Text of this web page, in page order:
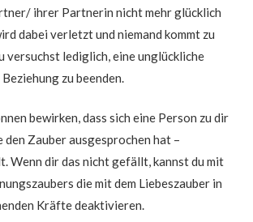
ihrer Partnerin nicht mehr glücklich
dabei verletzt und niemand kommt zu
versuchst lediglich, eine unglückliche
zu beenden.
bewirken, dass sich eine Person zu dir
den Zauber ausgesprochen hat –
Wenn dir das nicht gefällt, kannst du mit
die mit dem Liebeszauber in
Kräfte deaktivieren.